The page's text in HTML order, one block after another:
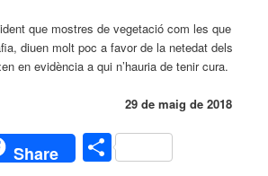
que mostres de vegetació com les que
diuen molt poc a favor de la netedat dels
en evidència a qui n’hauria de tenir cura.
29 de maig de 2018
Share Comparteix